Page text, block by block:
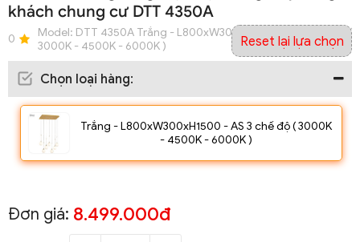
khách chung cư DTT 4350A
0 Model: DTT 4350A Trắng - L800xW300xH1500 - AS 3 chế độ (
3000K - 4500K - 6000K )
Chọn loại hàng:
Trắng - L800xW300xH1500 - AS 3 chế độ ( 3000K
- 4500K - 6000K )
Reset lại lựa chọn
Đơn giá: 8.499.000đ